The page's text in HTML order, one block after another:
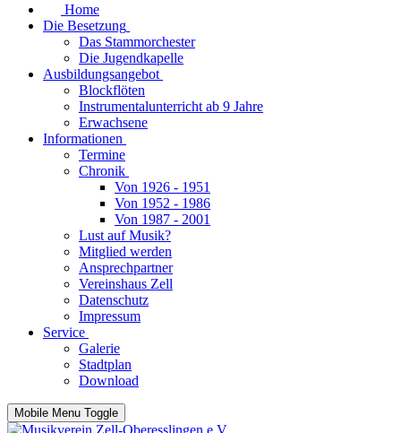
Home
Die Besetzung
Das Stammorchester
Die Jugendkapelle
Ausbildungsangebot
Blockflöten
Instrumentalunterricht ab 9 Jahre
Erwachsene
Informationen
Termine
Chronik
Von 1926 - 1951
Von 1952 - 1986
Von 1987 - 2001
Lust auf Musik?
Mitglied werden
Ansprechpartner
Vereinshaus Zell
Datenschutz
Impressum
Service
Galerie
Stadtplan
Download
Mobile Menu Toggle